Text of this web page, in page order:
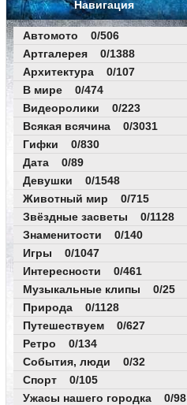
Навигация
Автомото 0/506
Артгалерея 0/1388
Архитектура 0/107
В мире 0/474
Видеоролики 0/223
Всякая всячина 0/3031
Гифки 0/830
Дата 0/89
Девушки 0/1548
Животный мир 0/715
Звёздные засветы 0/1128
Знаменитости 0/140
Игры 0/1047
Интересности 0/461
Музыкальные клипы 0/25
Природа 0/1128
Путешествуем 0/627
Ретро 0/134
События, люди 0/32
Спорт 0/105
Ужасы нашего городка 0/98